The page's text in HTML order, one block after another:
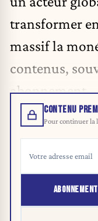
transformer
massif la
contenus,
abonnement.
CONTENU
Pour continuer la
ABONNEMENT